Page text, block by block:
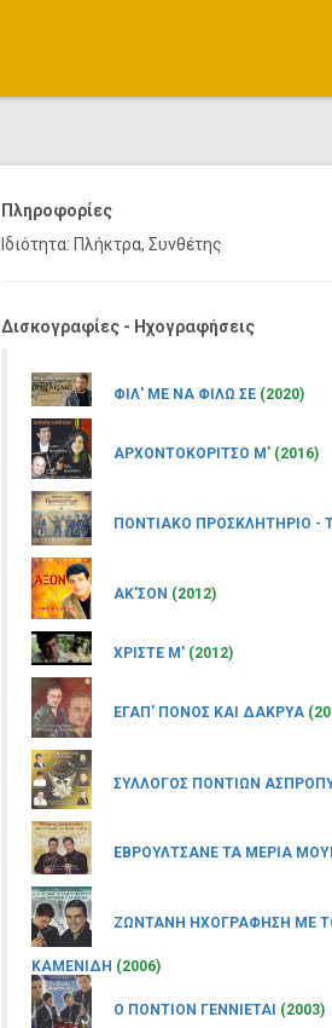
Πληροφορίες
Ιδιότητα: Πλήκτρα, Συνθέτης
Δισκογραφίες - Ηχογραφήσεις
ΦΙΛ' ΜΕ ΝΑ ΦΙΛΩ ΣΕ (2020)
ΑΡΧΟΝΤΟΚΟΡΙΤΣΟ Μ' (2016)
ΠΟΝΤΙΑΚΟ ΠΡΟΣΚΛΗΤΗΡΙΟ -
ΑΚ'ΣΟΝ (2012)
ΧΡΙΣΤΕ Μ' (2012)
ΕΓΑΠ' ΠΟΝΟΣ ΚΑΙ ΔΑΚΡΥΑ
ΣΥΛΛΟΓΟΣ ΠΟΝΤΙΩΝ
ΕΒΡΟΥΛΤΣΑΝΕ ΤΑ ΜΕΡΙΑ
ΖΩΝΤΑΝΗ ΗΧΟΓΡΑΦΗΣΗ ΜΕ
ΚΑΜΕΝΙΔΗ (2006)
Ο ΠΟΝΤΙΟΝ ΓΕΝΝΙΕΤΑΙ (2003)